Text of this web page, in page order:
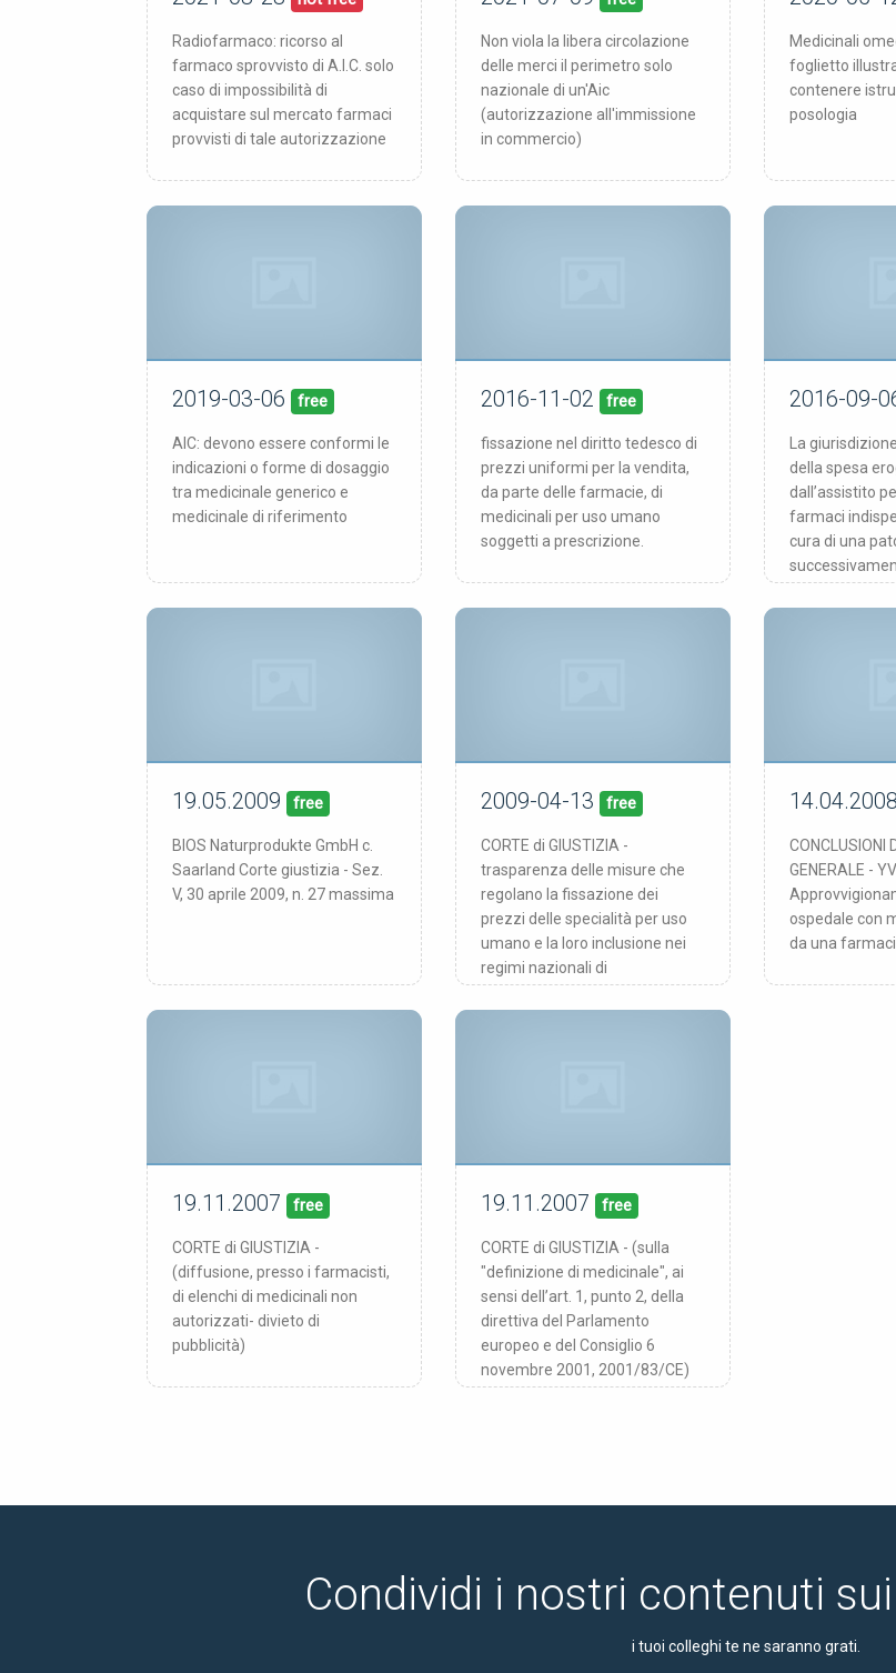
Radiofarmaco: ricorso al
farmaco sprovvisto di A.I.C. solo
caso di impossibilità di
acquistare sul mercato farmaci
provvisti di tale autorizzazione
Non viola la libera circolazione
delle merci il perimetro solo
nazionale di un'Aic
(autorizzazione all'immissione
in commercio)
Medicinali
foglietto
contenere
posologia
pubblicata:06/03/19
2019-03-06 free
AIC: devono essere conformi le
indicazioni o forme di dosaggio
tra medicinale generico e
medicinale di riferimento
pubblicata:02/11/16
2016-11-02 free
fissazione nel diritto tedesco di
prezzi uniformi per la vendita,
da parte delle farmacie, di
medicinali per uso umano
soggetti a prescrizione.
pubblicata:06/
2016-09-
La
della spesa
dall’assistito
farmaci
cura di una
pubblicata: 19/05/09
19.05.2009 free
BIOS Naturprodukte GmbH c.
Saarland Corte giustizia - Sez.
V, 30 aprile 2009, n. 27 massima
pubblicata:13/04/09
2009-04-13 free
CORTE di GIUSTIZIA -
trasparenza delle misure che
regolano la fissazione dei
prezzi delle specialità per uso
umano e la loro inclusione nei
regimi nazionali di
pubblicata: 14/
14.04.2008
CONCLUSIONI
GENERALE -
ospedale con
da una
pubblicata: 19/11/07
19.11.2007 free
CORTE di GIUSTIZIA -
(diffusione, presso i farmacisti,
di elenchi di medicinali non
autorizzati- divieto di
pubblicità)
pubblicata: 19/11/07
19.11.2007 free
CORTE di GIUSTIZIA - (sulla
"definizione di medicinale", ai
sensi dell’art. 1, punto 2, della
direttiva del Parlamento
europeo e del Consiglio 6
novembre 2001, 2001/83/CE)
Condividi i nostri contenuti
i tuoi colleghi te ne saranno grati.